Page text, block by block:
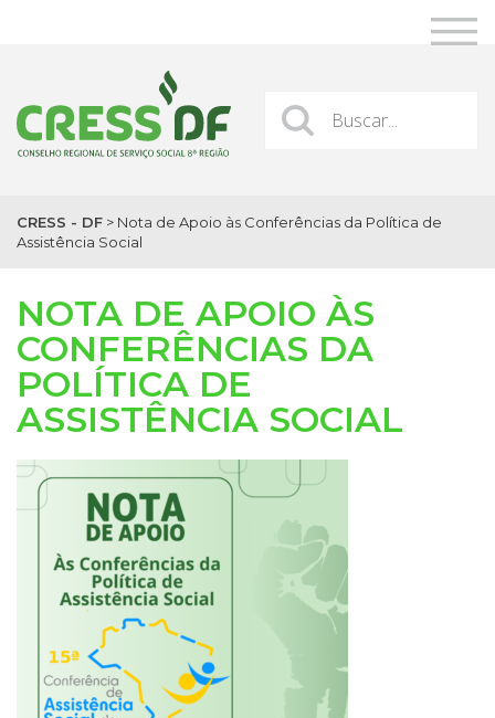
CRESS - DF > Nota de Apoio às Conferências da Política de
Assistência Social
NOTA DE APOIO ÀS
CONFERÊNCIAS DA
POLÍTICA DE
ASSISTÊNCIA SOCIAL